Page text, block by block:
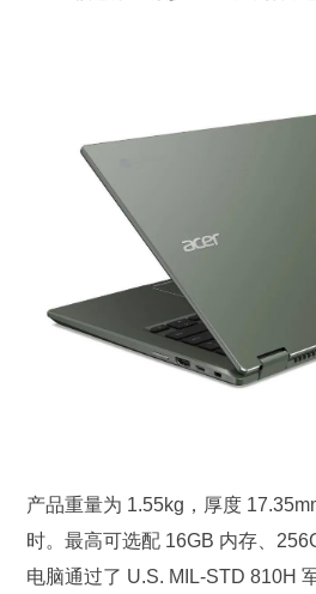
产品重量为 1.55kg，厚度
时。最高可选配 16GB 内存、
电脑通过了 U.S. MIL-STD 810H